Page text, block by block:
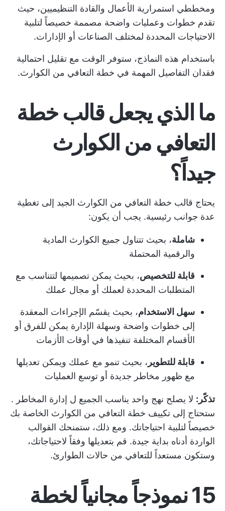
ومخططي استمرارية الأعمال والقادة التنظيميين، حيث
تقدم خطوات وعمليات واضحة مصممة خصيصاً لتلبية
الاحتياجات المحددة لمختلف الصناعات أو الإدارات.
باستخدام هذه النماذج، ستوفر الوقت مع تقليل احتمالية
فقدان التفاصيل المهمة في خطة التعافي من الكوارث.
ما الذي يجعل قالب خطة
التعافي من الكوارث
جيداً؟
يحتاج قالب خطة التعافي من الكوارث الجيد إلى تغطية
عدة جوانب رئيسية. يجب أن يكون:
شاملة، بحيث تتناول جميع الكوارث المادية
والرقمية المحتملة
قابلة للتخصيص، بحيث يمكن تصميمها لتتناسب مع
المتطلبات المحددة لعملك أو مجال عملك
سهل الاستخدام، بحيث يقسّم الإجراءات المعقدة
إلى خطوات واضحة وسهلة الإدارة يمكن للفرق أو
الأقسام المختلفة تنفيذها في أوقات الأزمات
قابلة للتطوير ، بحيث تنمو مع عملك ويمكن تعديلها
مع ظهور مخاطر جديدة أو توسع العمليات
تذكّر: لا يصلح نهج واحد يناسب الجميع ل إدارة المخاطر .
ستحتاج إلى تكييف خطة التعافي من الكوارث الخاصة بك
خصيصاً لتلبية احتياجاتك. ومع ذلك، ستمنحك القوالب
الواردة أدناه بداية جيدة. قم بتعديلها وفقاً لاحتياجاتك،
وستكون مستعداً للتعافي من حالات الطوارئ.
15 نموذجاً مجانياً لخطة